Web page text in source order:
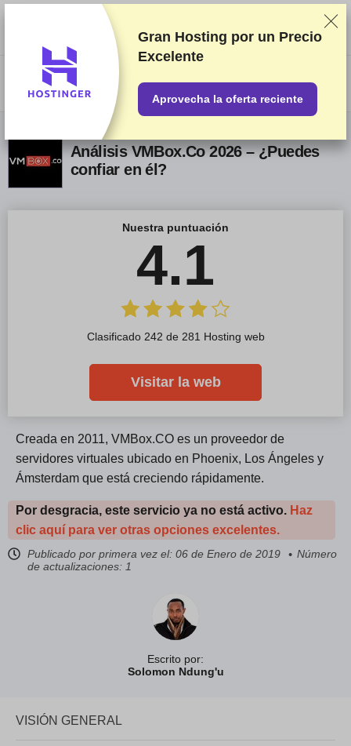
Clasificamos los servicios a partir de pruebas y análisis exhaustivos,
aunque también tenemos en cuenta tus opiniones y nuestros acuerdos
comerciales con los proveedores. Esta página contiene enlaces de
afiliados.
Información acerca de la publicidad
US$
Análisis VMBox.Co 2026 – ¿Puedes
confiar en él?
Escrito por:
Solomon Ndung'u
Creada en 2011, VMBox.CO es un proveedor de
servidores virtuales ubicado en Phoenix, Los Ángeles y
Ámsterdam que está creciendo rápidamente.
Por desgracia, este servicio ya no está activo. Haz
clic aquí para ver otras opciones excelentes.
Publicado por primera vez el: 06 de Enero de 2019
Número
de actualizaciones: 1
Nuestra puntuación
4.1
Clasificado 242 de 281 Hosting web
Visitar la web
VISIÓN GENERAL
Gran Hosting por un Precio
Excelente
Aprovecha la oferta reciente